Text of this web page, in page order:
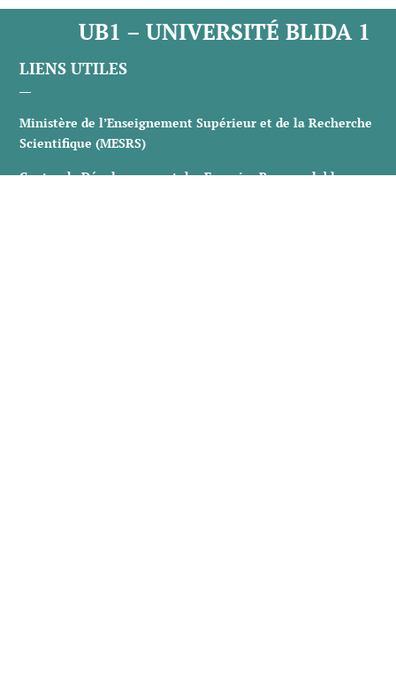
UB1 – UNIVERSITÉ BLIDA 1
LIENS UTILES
Ministère de l’Enseignement Supérieur et de la Recherche
Scientifique (MESRS)
Centre de Développement des Energies Renouvelables